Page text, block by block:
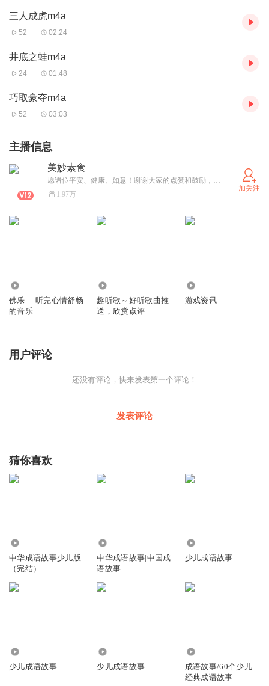
三人成虎m4a
52 02:24
井底之蛙m4a
24 01:48
巧取豪夺m4a
52 03:03
主播信息
美妙素食
愿诸位平安、健康、如意！谢谢大家的点赞和鼓励，心中大放烟火。每天最大的开心莫过于看到粉丝又涨了，又有人给我点赞支持写评语了，涓涓细语，谆谆教诲，流入芳田，温暖心窝。祝您和您的亲朋好友们每天充满正能量！身心健康快乐！一生平安幸福！好梦成真！越来越好！
1.97万
加关注
佛乐----听完心情舒畅
的音乐
趣听歌～好听歌曲推
送，欣赏点评
游戏资讯
用户评论
还没有评论，快来发表第一个评论！
发表评论
猜你喜欢
中华成语故事少儿版
（完结）
中华成语故事|中国成
语故事
少儿成语故事
少儿成语故事 少儿成语故事
成语故事/60个少儿
经典成语故事